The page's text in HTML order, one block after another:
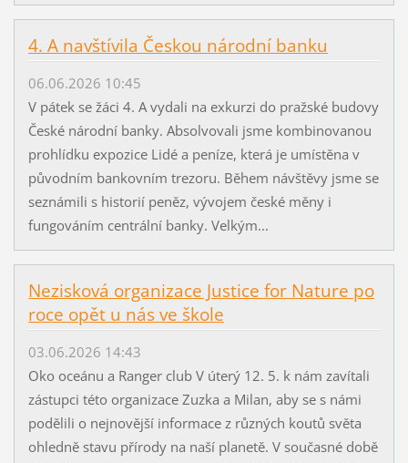
4. A navštívila Českou národní banku
06.06.2026 10:45
V pátek se žáci 4. A vydali na exkurzi do pražské budovy
České národní banky. Absolvovali jsme kombinovanou
prohlídku expozice Lidé a peníze, která je umístěna v
původním bankovním trezoru. Během návštěvy jsme se
seznámili s historií peněz, vývojem české měny i
fungováním centrální banky. Velkým...
Nezisková organizace Justice for Nature po
roce opět u nás ve škole
03.06.2026 14:43
Oko oceánu a Ranger club V úterý 12. 5. k nám zavítali
zástupci této organizace Zuzka a Milan, aby se s námi
podělili o nejnovější informace z různých koutů světa
ohledně stavu přírody na naší planetě. V současné době